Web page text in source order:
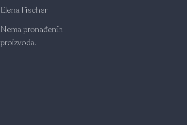
Elena Fischer
Nema pronađenih
proizvoda.